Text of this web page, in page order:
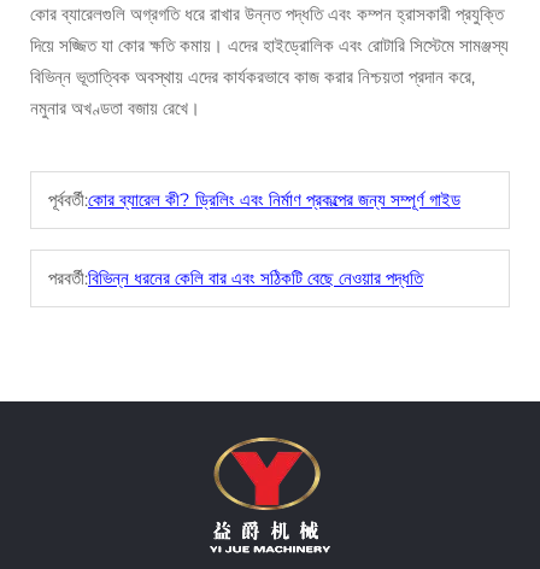
কোর ব্যারেলগুলি অগ্রগতি ধরে রাখার উন্নত পদ্ধতি এবং কম্পন হ্রাসকারী প্রযুক্তি
দিয়ে সজ্জিত যা কোর ক্ষতি কমায়। এদের হাইড্রোলিক এবং রোটারি সিস্টেমে সামঞ্জস্য
বিভিন্ন ভূতাত্বিক অবস্থায় এদের কার্যকরভাবে কাজ করার নিশ্চয়তা প্রদান করে,
নমুনার অখণ্ডতা বজায় রেখে।
পূর্ববর্তী:কোর ব্যারেল কী? ড্রিলিং এবং নির্মাণ প্রকল্পের জন্য সম্পূর্ণ গাইড
পরবর্তী:বিভিন্ন ধরনের কেলি বার এবং সঠিকটি বেছে নেওয়ার পদ্ধতি